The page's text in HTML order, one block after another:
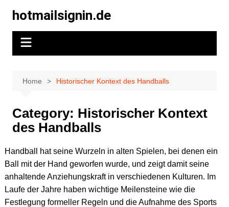
content
hotmailsignin.de
Home Historischer Kontext des Handballs
Category: Historischer Kontext
des Handballs
Handball hat seine Wurzeln in alten Spielen, bei denen ein
Ball mit der Hand geworfen wurde, und zeigt damit seine
anhaltende Anziehungskraft in verschiedenen Kulturen. Im
Laufe der Jahre haben wichtige Meilensteine wie die
Festlegung formeller Regeln und die Aufnahme des Sports